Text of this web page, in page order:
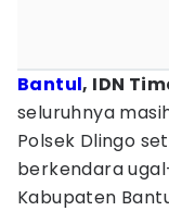
Bantul, IDN
seluruhnya
Polsek Dlingo
berkendara
Kabupaten